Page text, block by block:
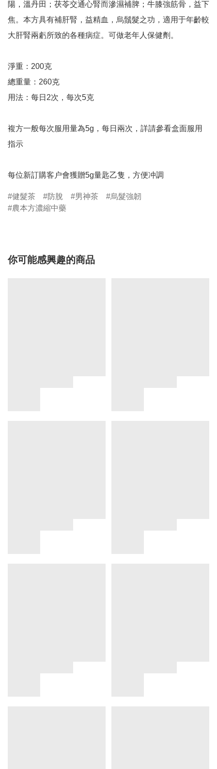
陽，溫丹田；茯苓交通心腎而滲濕補脾；牛膝強筋骨，益下
焦。本方具有補肝腎，益精血，烏鬚髮之功，適用于年齡較
大肝腎兩虧所致的各種病症。可做老年人保健劑。
淨重：200克
總重量：260克
用法：每日2次，每次5克
複方一般每次服用量為5g，每日兩次，詳請參看盒面服用
指示
每位新訂購客户會獲贈5g量匙乙隻，方便冲調
健髮茶 防脫 男神茶
烏髮強韌
農本方濃縮中藥
你可能感興趣的商品